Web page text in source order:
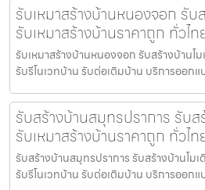
รับเหมาสร้างบ้านหนองจอก รั
รับเหมาสร้างบ้านราคาถูก ทั่วไท
รับเหมาสร้างบ้านหนองจอก รับสร้างบ้านโ
รับรีโนเวทบ้าน รับต่อเติมบ้าน บริการออก
รับสร้างบ้านสมุทรปราการ รับ
รับเหมาสร้างบ้านราคาถูก ทั่วไท
รับสร้างบ้านสมุทรปราการ รับสร้างบ้านโม
รับรีโนเวทบ้าน รับต่อเติมบ้าน บริการออก